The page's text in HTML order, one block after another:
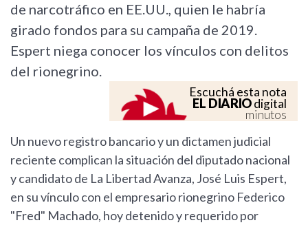
de narcotráfico en EE.UU., quien le habría
girado fondos para su campaña de 2019.
Espert niega conocer los vínculos con delitos
del rionegrino.
Escuchá esta nota
EL DIARIOdigital
minutos
Un nuevo registro bancario y un dictamen judicial
reciente complican la situación del diputado nacional
y candidato de La Libertad Avanza, José Luis Espert,
en su vínculo con el empresario rionegrino Federico
"Fred" Machado, hoy detenido y requerido por